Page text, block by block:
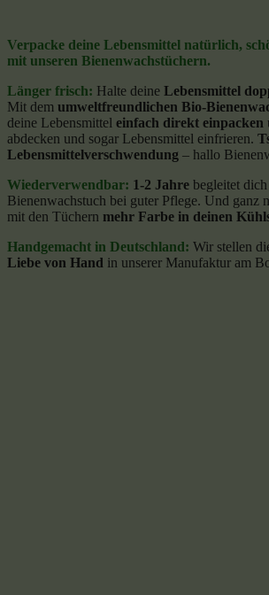
Verpacke deine Lebensmittel natürlich,
mit unseren Bienenwachstüchern.
Länger frisch: Halte deine Lebensmittel
Mit dem umweltfreundlichen Bio-
deine Lebensmittel einfach direkt einpacken
abdecken und sogar Lebensmittel einfrieren.
Lebensmittelverschwendung – hallo
Wiederverwendbar: 1-2 Jahre begleitet
Bienenwachstuch bei guter Pflege. Und ganz
mit den Tüchern mehr Farbe in deinen
Handgemacht in Deutschland: Wir stellen
Liebe von Hand in unserer Manufaktur am